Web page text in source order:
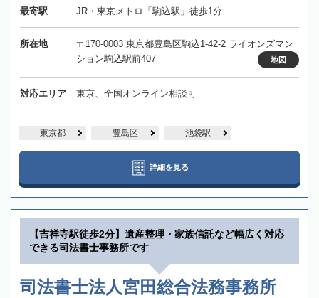
最寄駅 JR・東京メトロ「駒込駅」徒歩1分
所在地
〒170-0003 東京都豊島区駒込1-42-2 ライオンズマン
ション駒込駅前407
地図
対応エリア 東京、全国オンライン相談可
東京都 豊島区 池袋駅
詳細を見る
【吉祥寺駅徒歩2分】遺産整理・家族信託など幅広く対応
できる司法書士事務所です
司法書士法人宮田総合法務事務所